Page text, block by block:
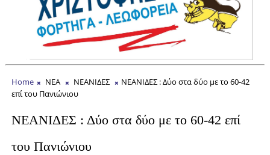
Home ΝΕΑ ΝΕΑΝΙΔΕΣ
ΝΕΑΝΙΔΕΣ : Δύο στα δύο με το 60-42
επί του Πανιώνιου
ΝΕΑΝΙΔΕΣ : Δύο στα δύο με το 60-42 επί
του Πανιώνιου